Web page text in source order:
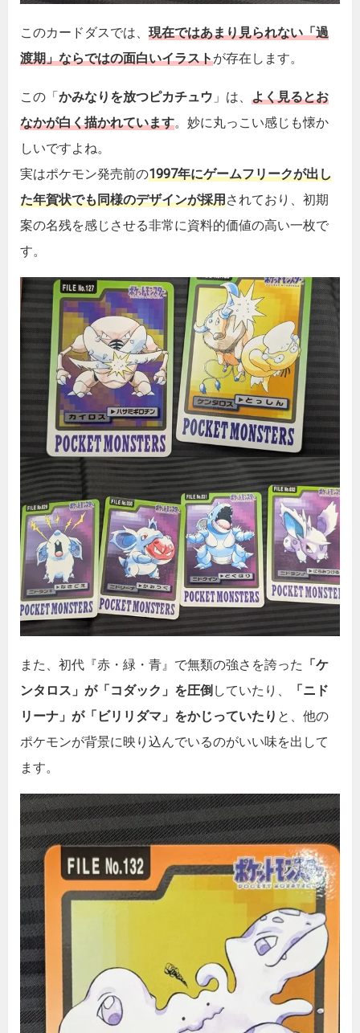
このカードダスでは、 現在ではあまり見られない「過
渡期」ならではの面白いイラストが存在します。
この「 かみなりを放つピカチュウ 」は、 よく見るとお
なかが白く描かれています。妙に丸っこい感じも懐か
しいですよね。
実はポケモン発売前の1997年にゲームフリークが出し
た年賀状でも同様のデザインが採用されており、初期
案の名残を感じさせる非常に資料的価値の高い一枚で
す。
また、初代『赤・緑・青』で無類の強さを誇った 「ケ
ンタロス」が「コダック」を圧倒 していたり、
「ニド
リーナ」が「ビリリダマ」をかじっていたり と、他の
ポケモンが背景に映り込んでいるのがいい味を出して
ます。